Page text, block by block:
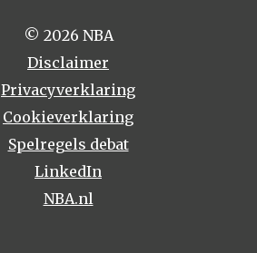
© 2026 NBA
Disclaimer
Privacyverklaring
Cookieverklaring
Spelregels debat
LinkedIn
NBA.nl